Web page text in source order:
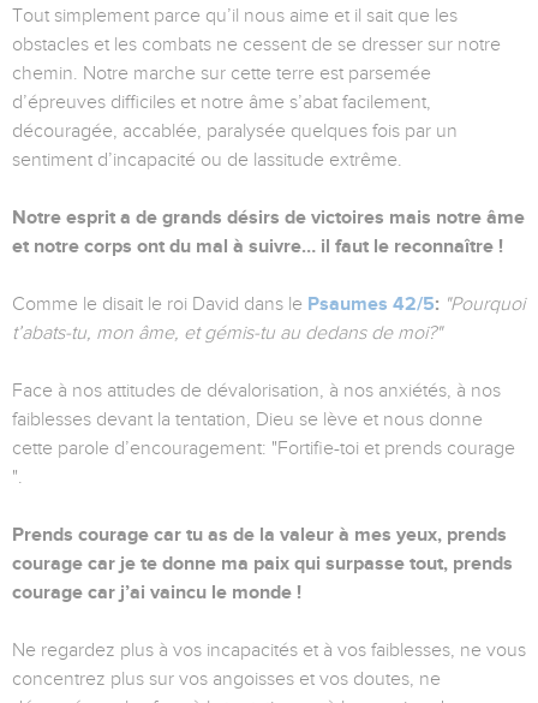
Tout simplement parce qu’il nous aime et il sait que les
obstacles et les combats ne cessent de se dresser sur notre
chemin. Notre marche sur cette terre est parsemée
d’épreuves difficiles et notre âme s’abat facilement,
découragée, accablée, paralysée quelques fois par un
sentiment d’incapacité ou de lassitude extrême.
Notre esprit a de grands désirs de victoires mais notre âme
et notre corps ont du mal à suivre… il faut le reconnaître !
Comme le disait le roi David dans le Psaumes 42/5: "Pourquoi
t’abats-tu, mon âme, et gémis-tu au dedans de moi?"
Face à nos attitudes de dévalorisation, à nos anxiétés, à nos
faiblesses devant la tentation, Dieu se lève et nous donne
cette parole d’encouragement: "Fortifie-toi et prends courage
".
Prends courage car tu as de la valeur à mes yeux, prends
courage car je te donne ma paix qui surpasse tout, prends
courage car j’ai vaincu le monde !
Ne regardez plus à vos incapacités et à vos faiblesses, ne vous
concentrez plus sur vos angoisses et vos doutes, ne